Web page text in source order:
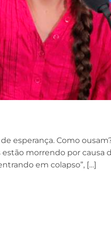
esperança. Como
estão morrendo por causa
em colapso”, […]